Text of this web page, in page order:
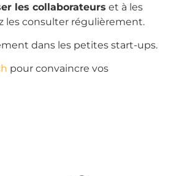
les collaborateurs et à les
les consulter régulièrement.
dans les petites start-ups.
pour convaincre vos